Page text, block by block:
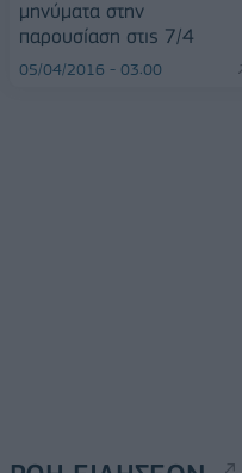
μηνύματα στην
παρουσίαση στις 7/4
05/04/2016 - 03:00